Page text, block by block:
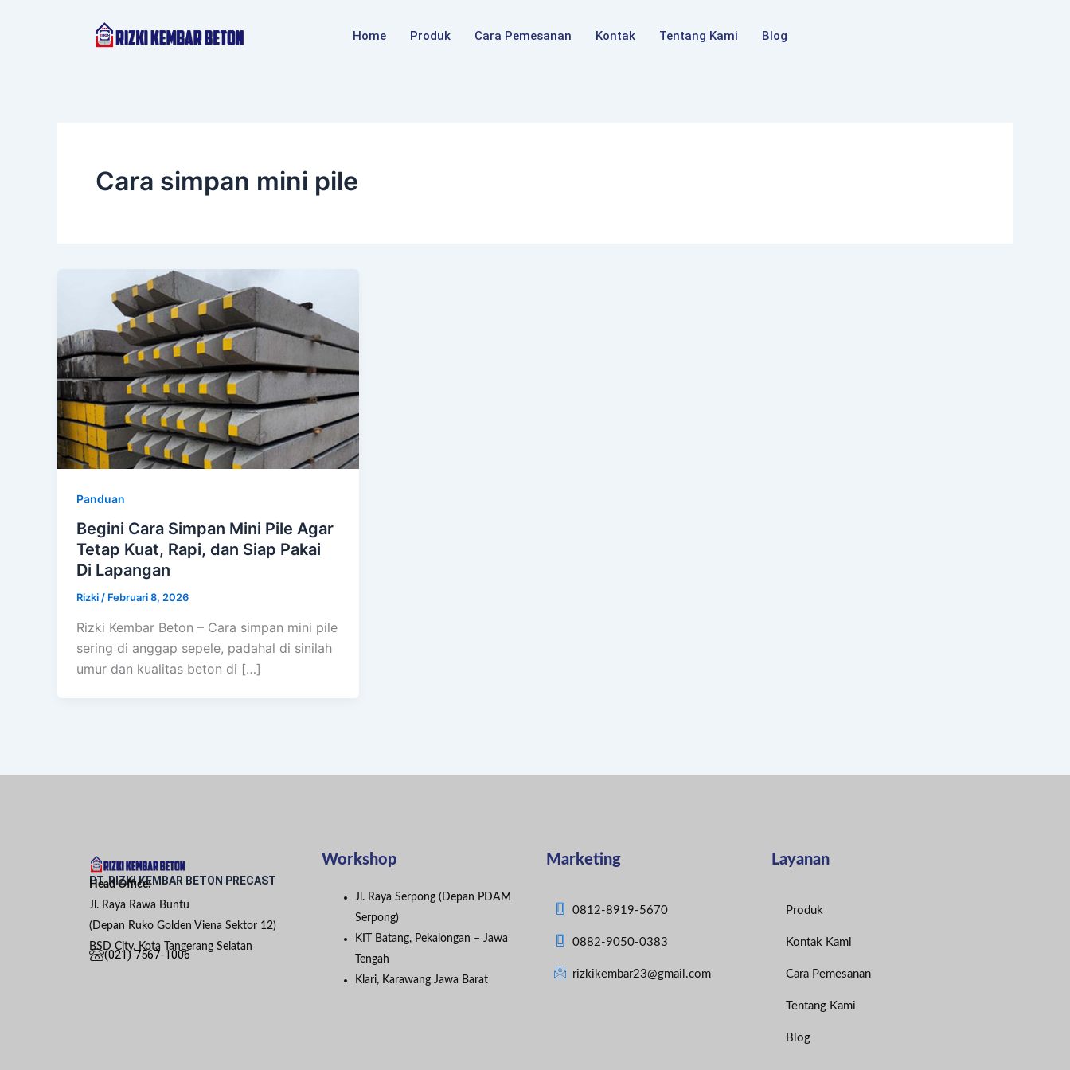
Home Produk Cara Pemesanan Kontak Tentang Kami Blog
Cara simpan mini pile
Panduan
Begini Cara Simpan Mini Pile Agar
Tetap Kuat, Rapi, dan Siap Pakai
Di Lapangan
Rizki/ Februari 8, 2026
Rizki Kembar Beton – Cara simpan mini pile
sering di anggap sepele, padahal di sinilah
umur dan kualitas beton di […]
PT. RIZKI KEMBAR BETON PRECAST
Head Office:
Jl. Raya Rawa Buntu
(Depan Ruko Golden Viena Sektor 12)
BSD City, Kota Tangerang Selatan
(021) 7567-1006
Workshop
Jl. Raya Serpong (Depan PDAM
Serpong)
KIT Batang, Pekalongan – Jawa
Tengah
Klari, Karawang Jawa Barat
Marketing
0812-8919-5670
0882-9050-0383
rizkikembar23@gmail.com
Layanan
Produk
Kontak Kami
Cara Pemesanan
Tentang Kami
Blog